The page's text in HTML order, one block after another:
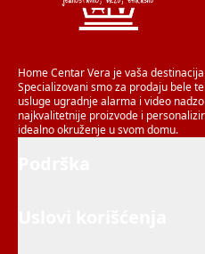
Home Centar Vera je vaša
Specializovani smo za prodaju bele
usluge ugradnje alarma i video
najkvalitetnije proizvode i
idealno okruženje u svom domu.